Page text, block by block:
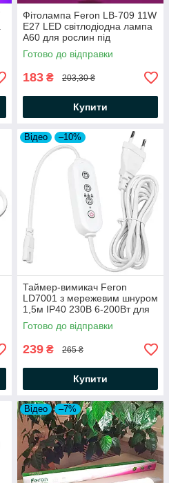
Фітолампа Feron LB-709 11W
E27 LED світлодіодна лампа
А60 для рослин під
стандартний патрон Е27
Ø60х118мм
Готово до відправки
183 ₴ 203,30 ₴
Купити
Відео –10%
Таймер-вимикач Feron
LD7001 з мережевим шнуром
1,5м IP40 230В 6-200Вт для
фітосвітильника AL7001
білий
Готово до відправки
239 ₴ 265 ₴
Купити
Відео –7%